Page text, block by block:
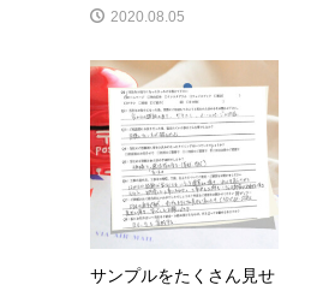
2020.08.05
サンプルをたくさん見せ